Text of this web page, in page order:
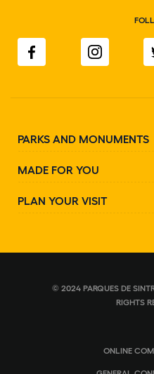
PARKS AND MONUMENTS
MADE FOR YOU
PLAN YOUR VISIT
© 2024 PARQUES DE
RIGHTS
ONLINE